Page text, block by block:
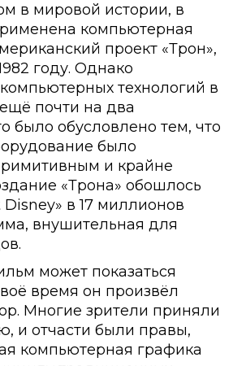
в мировой истории, в
компьютерная
проект «Трон»,
году. Однако
технологий в
почти на два
было обусловлено тем, что
было
и крайне
«Трона» обошлось
в 17 миллионов
внушительная для
может показаться
время он произвёл
Многие зрители приняли
и отчасти были правы,
компьютерная графика